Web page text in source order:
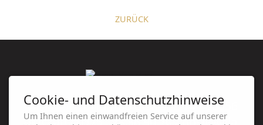
ZURÜCK
Villa Mocc/ Humboldtstraße 14 / 08056
Zwickau / 0375 . 28 96 90 70 / post@villa-
Cookie- und Datenschutzhinweise
Um Ihnen einen einwandfreien Service auf unserer